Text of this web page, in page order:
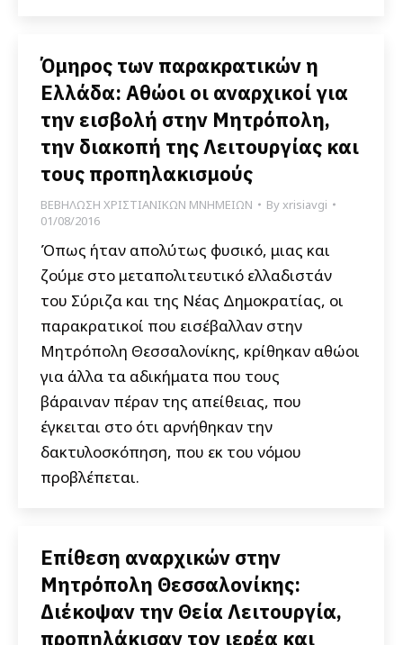
Όμηρος των παρακρατικών η
Ελλάδα: Αθώοι οι αναρχικοί για
την εισβολή στην Μητρόπολη,
την διακοπή της Λειτουργίας και
τους προπηλακισμούς
ΒΕΒΗΛΩΣΗ ΧΡΙΣΤΙΑΝΙΚΩΝ ΜΝΗΜΕΙΩΝ Byxrisiavgi
01/08/2016
Όπως ήταν απολύτως φυσικό, μιας και
ζούμε στο μεταπολιτευτικό ελλαδιστάν
του Σύριζα και της Νέας Δημοκρατίας, οι
παρακρατικοί που εισέβαλλαν στην
Μητρόπολη Θεσσαλονίκης, κρίθηκαν αθώοι
για άλλα τα αδικήματα που τους
βάραιναν πέραν της απείθειας, που
έγκειται στο ότι αρνήθηκαν την
δακτυλοσκόπηση, που εκ του νόμου
προβλέπεται.
Επίθεση αναρχικών στην
Μητρόπολη Θεσσαλονίκης:
Διέκοψαν την Θεία Λειτουργία,
προπηλάκισαν τον ιερέα και